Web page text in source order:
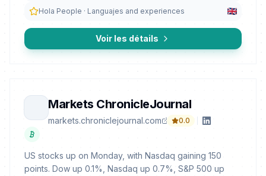
Hola People · Languajes and experiences
Voir les détails
Markets ChronicleJournal
markets.chroniclejournal.com 0.0
US stocks up on Monday, with Nasdaq gaining 150
points. Dow up 0.1%, Nasdaq up 0.7%, S&P 500 up